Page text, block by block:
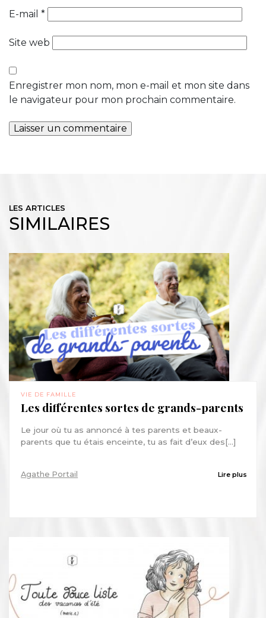
E-mail *
Site web
Enregistrer mon nom, mon e-mail et mon site dans
le navigateur pour mon prochain commentaire.
LES ARTICLES
SIMILAIRES
VIE DE FAMILLE
Les différentes sortes de grands-parents
Le jour où tu as annoncé à tes parents et beaux-
parents que tu étais enceinte, tu as fait d’eux des[...]
Agathe Portail Lire plus